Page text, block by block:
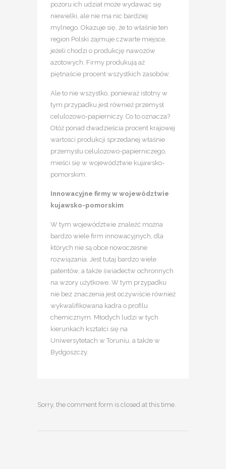
pozoru ich udział może wydawać się
niewielki, ale nie ma nic bardziej
mylnego. Okazuje się, że to właśnie ten
region Polski zajmuje czwarte miejsce,
jeżeli chodzi o produkcję nawozów
azotowych. Firmy produkują aż
piętnaście procent wszystkich zasobów.
Ale to nie wszystko, ponieważ istotny w
tym przypadku jest również przemysł
celulozowo-papierniczy. Co to oznacza?
Otóż ponad dwadzieścia procent krajowej
wartości produkcji sprzedanej właśnie
przemysłu celulozowo-papierniczego,
mieści się w województwie kujawsko-
pomorskim.
Innowacyjne firmy w województwie
kujawsko-pomorskim
W tym województwie znaleźć można
bardzo wiele firm innowacyjnych, dla
których nie są obce nowoczesne
rozwiązania. Jest tutaj bardzo wiele
patentów, a także świadectw ochronnych
na wzory użytkowe. W tym przypadku
nie bez znaczenia jest oczywiście również
wykwalifikowana kadra o profilu
chemicznym. Młodych ludzi w tych
kierunkach kształci się na
Uniwersytetach w Toruniu, a także w
Bydgoszczy.
Sorry, the comment form is closed at this time.